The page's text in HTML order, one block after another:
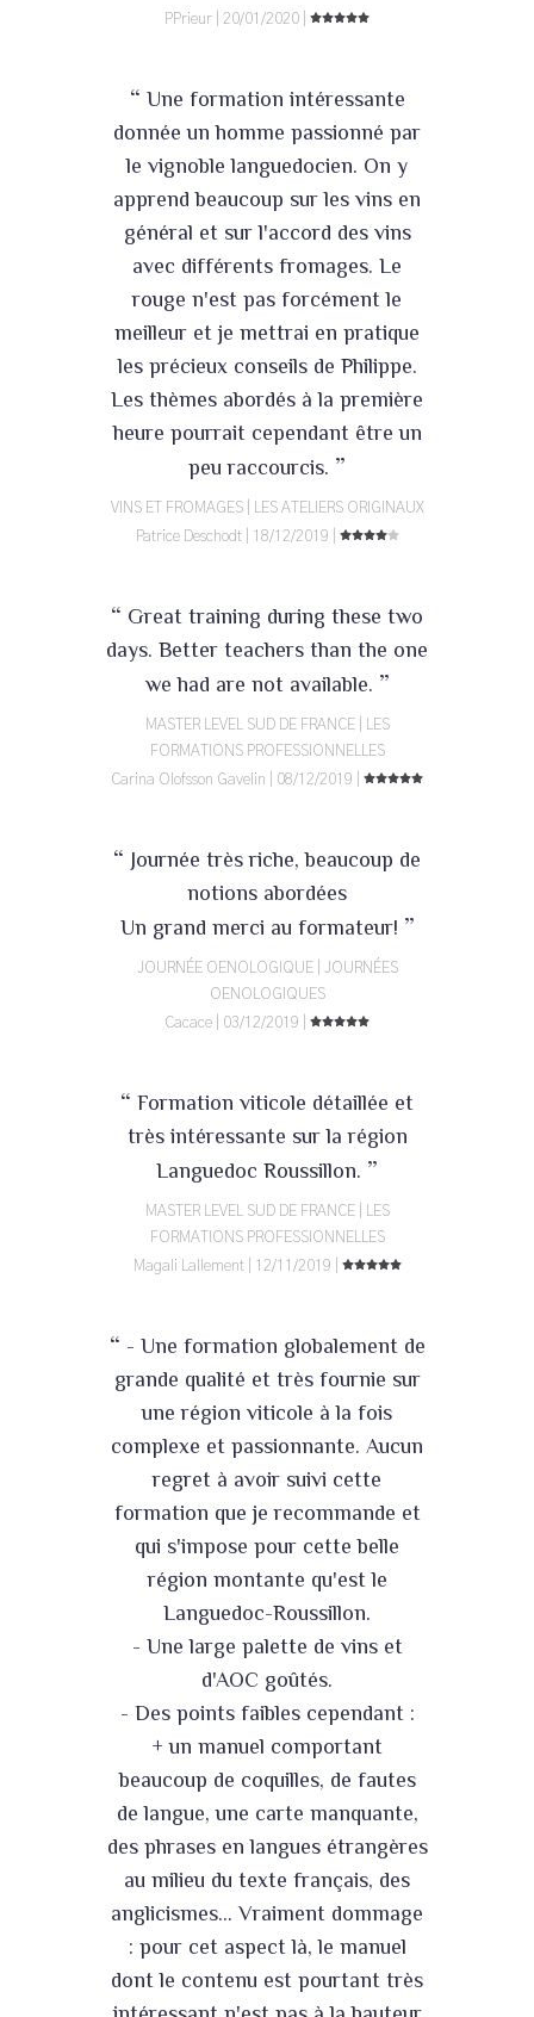
PPrieur | 20/01/2020 |
“ Une formation intéressante
donnée un homme passionné par
le vignoble languedocien. On y
apprend beaucoup sur les vins en
général et sur l'accord des vins
avec différents fromages. Le
rouge n'est pas forcément le
meilleur et je mettrai en pratique
les précieux conseils de Philippe.
Les thèmes abordés à la première
heure pourrait cependant être un
peu raccourcis. ”
VINS ET FROMAGES | LES ATELIERS ORIGINAUX
Patrice Deschodt | 18/12/2019 |
“ Great training during these two
days. Better teachers than the one
we had are not available. ”
MASTER LEVEL SUD DE FRANCE | LES
FORMATIONS PROFESSIONNELLES
Carina Olofsson Gavelin | 08/12/2019 |
“ Journée très riche, beaucoup de
notions abordées
Un grand merci au formateur! ”
JOURNÉE OENOLOGIQUE | JOURNÉES
OENOLOGIQUES
Cacace | 03/12/2019 |
“ Formation viticole détaillée et
très intéressante sur la région
Languedoc Roussillon. ”
MASTER LEVEL SUD DE FRANCE | LES
FORMATIONS PROFESSIONNELLES
Magali Lallement | 12/11/2019 |
“ - Une formation globalement de
grande qualité et très fournie sur
une région viticole à la fois
complexe et passionnante. Aucun
regret à avoir suivi cette
formation que je recommande et
qui s'impose pour cette belle
région montante qu'est le
Languedoc-Roussillon.
- Une large palette de vins et
d'AOC goûtés.
- Des points faibles cependant :
+ un manuel comportant
beaucoup de coquilles, de fautes
de langue, une carte manquante,
des phrases en langues étrangères
au milieu du texte français, des
anglicismes... Vraiment dommage
: pour cet aspect là, le manuel
dont le contenu est pourtant très